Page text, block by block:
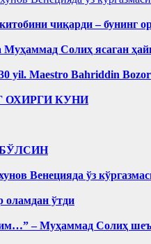
чиқарди – бунинг
Муҳаммад Солиҳ яcаган
yil. Maestro Bahriddin
ОХИРГИ КУНИ
Венецияда ўз
оламдан ўтди
– Муҳаммад Солиҳ